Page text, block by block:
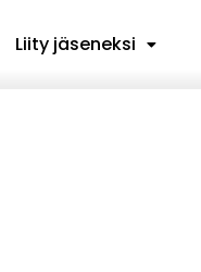
Liity jäseneksi